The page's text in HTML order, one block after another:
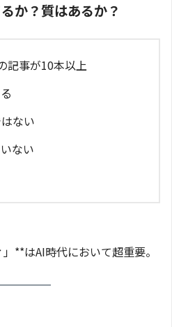
か？質はあるか？
記事が10本以上
ない
ない
**はAI時代において超重要。